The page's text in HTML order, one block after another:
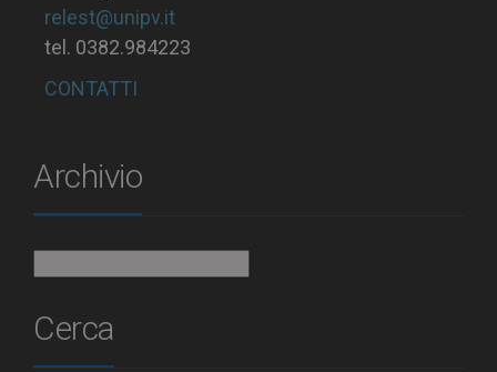
relest@unipv.it
tel. 0382.984223
CONTATTI
Archivio
Cerca